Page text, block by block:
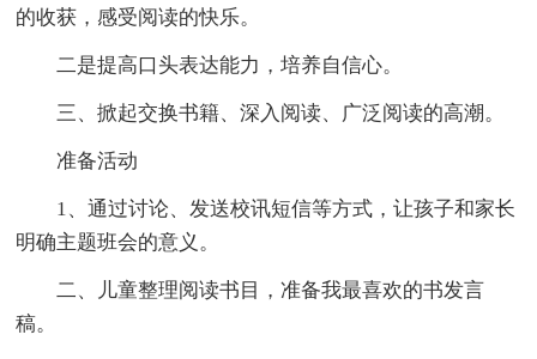
的收获，感受阅读的快乐。
二是提高口头表达能力，培养自信心。
三、掀起交换书籍、深入阅读、广泛阅读的高潮。
准备活动
1、通过讨论、发送校讯短信等方式，让孩子和家长
明确主题班会的意义。
二、儿童整理阅读书目，准备我最喜欢的书发言
稿。